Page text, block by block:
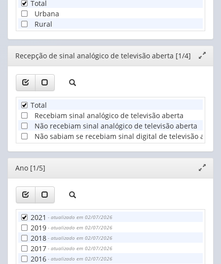
Total
Urbana
Rural
Editor
janela
Recepção de sinal analógico de televisão aberta [1/4]
Total
Recebiam sinal analógico de televisão aberta
Não recebiam sinal analógico de televisão aberta
Não sabiam se recebiam sinal digital de televisão
Editor
janela
Ano [1/5]
2021 - atualizado em 02/07/2026
2019 - atualizado em 02/07/2026
2018 - atualizado em 02/07/2026
2017 - atualizado em 02/07/2026
2016 - atualizado em 02/07/2026